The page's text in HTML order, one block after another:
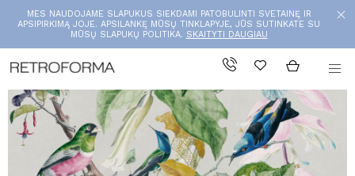
MES NAUDOJAME SLAPUKUS SIEKDAMI PATOBULINTI SVETAINĘ IR
APSIPIRKIMĄ JOJE. APSILANKĘ MŪSŲ TINKLAPYJE, JŪS SUTINKATE SU
MŪSŲ SLAPUKŲ POLITIKA. SKAITYTI DAUGIAU